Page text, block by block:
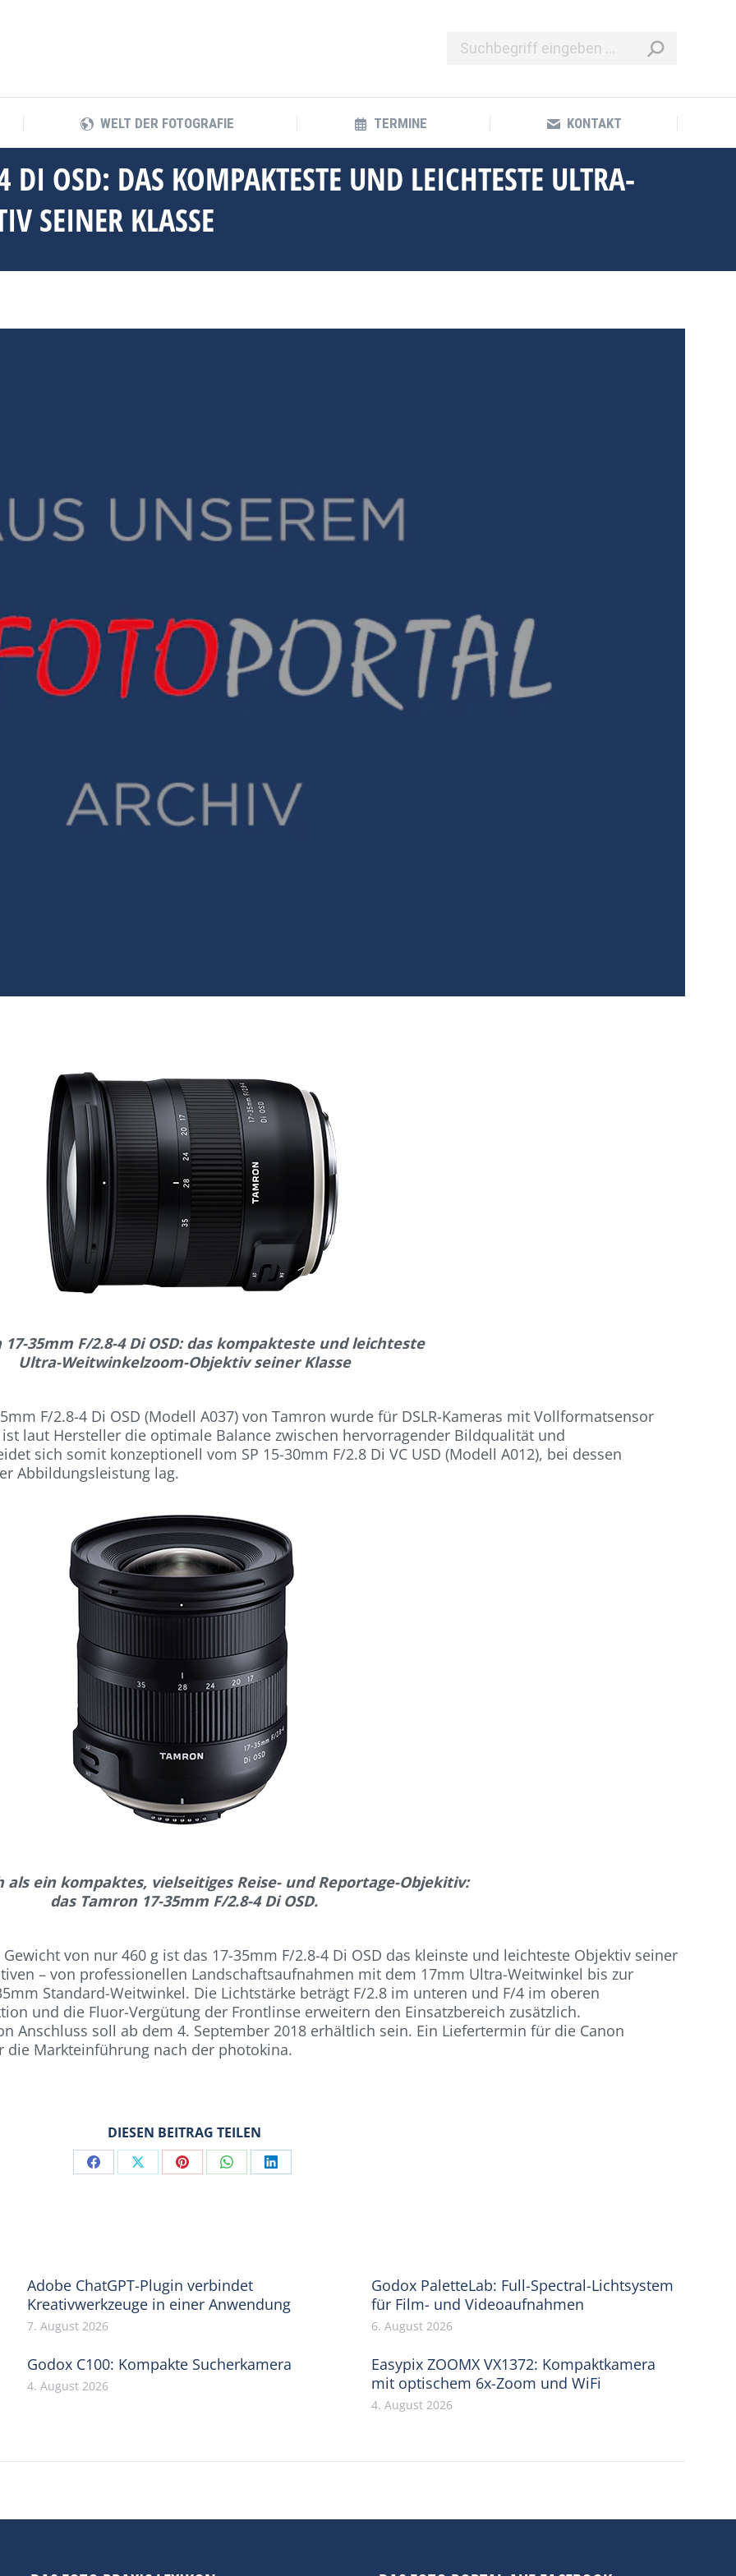
WELT DER FOTOGRAFIE TERMINE KONTAKT
OSD: DAS KOMPAKTESTE UND LEICHTESTE ULTRA-
SEINER KLASSE
17-35mm F/2.8-4 Di OSD: das kompakteste und leichteste
Ultra-Weitwinkelzoom-Objektiv seiner Klasse
F/2.8-4 Di OSD (Modell A037) von Tamron wurde für DSLR-Kameras mit Vollformatsensor
laut Hersteller die optimale Balance zwischen hervorragender Bildqualität und
sich somit konzeptionell vom SP 15-30mm F/2.8 Di VC USD (Modell A012), bei dessen
Abbildungsleistung lag.
als ein kompaktes, vielseitiges Reise- und Reportage-Objekitiv:
das Tamron 17-35mm F/2.8-4 Di OSD.
von nur 460 g ist das 17-35mm F/2.8-4 Di OSD das kleinste und leichteste Objektiv seiner
– von professionellen Landschaftsaufnahmen mit dem 17mm Ultra-Weitwinkel bis zur
Standard-Weitwinkel. Die Lichtstärke beträgt F/2.8 im unteren und F/4 im oberen
und die Fluor-Vergütung der Frontlinse erweitern den Einsatzbereich zusätzlich.
Anschluss soll ab dem 4. September 2018 erhältlich sein. Ein Liefertermin für die Canon
Markteinführung nach der photokina.
DIESEN BEITRAG TEILEN
Share Share Share Share Share
Adobe ChatGPT-Plugin verbindet
Kreativwerkzeuge in einer Anwendung
7. August 2026
Godox PaletteLab: Full-Spectral-Lichtsystem
für Film- und Videoaufnahmen
6. August 2026
Godox C100: Kompakte Sucherkamera
4. August 2026
Easypix ZOOMX VX1372: Kompaktkamera
mit optischem 6x-Zoom und WiFi
4. August 2026